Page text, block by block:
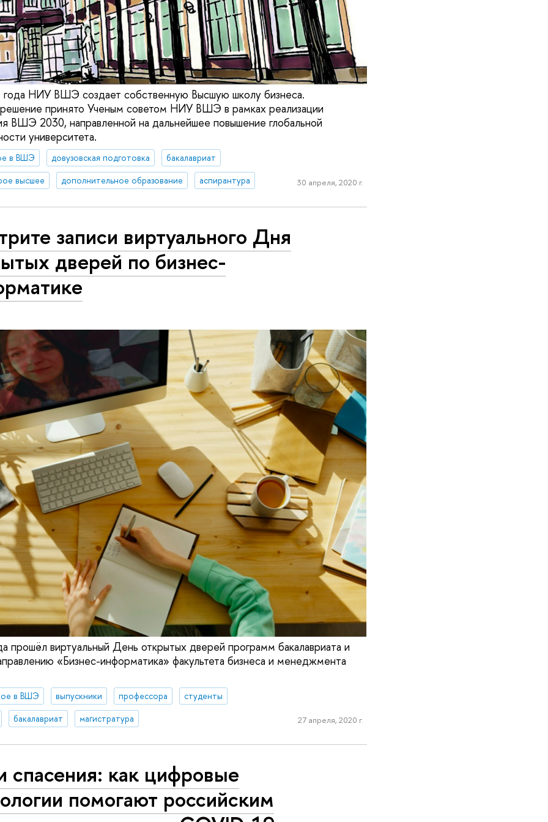
НИУ ВШЭ создает собственную Высшую школу бизнеса.
принято Ученым советом НИУ ВШЭ в рамках реализации
ВШЭ 2030, направленной на дальнейшее повышение глобальной
университета.
в ВШЭ довузовская подготовка
бакалавриат
высшее
дополнительное образование аспирантура 30 апреля, 2020 г.
записи виртуального Дня
дверей по бизнес-
прошёл виртуальный День открытых дверей программ бакалавриата и
«Бизнес-информатика» факультета бизнеса и менеджмента
в ВШЭ выпускники профессора
студенты
бакалавриат
магистратура 27 апреля, 2020 г.
спасения: как цифровые
помогают российским